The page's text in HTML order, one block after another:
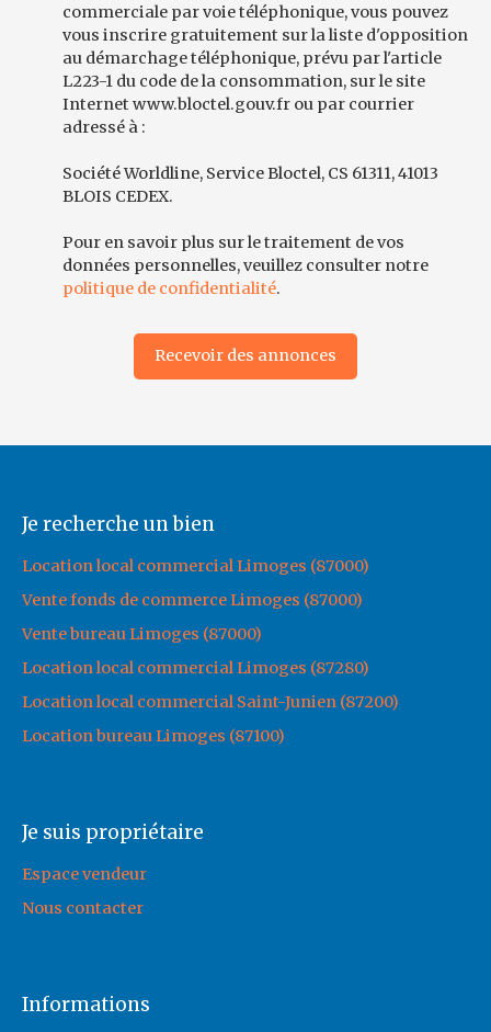
commerciale par voie téléphonique, vous pouvez
vous inscrire gratuitement sur la liste d'opposition
au démarchage téléphonique, prévu par l'article
L223-1 du code de la consommation, sur le site
Internet www.bloctel.gouv.fr ou par courrier
adressé à :
Société Worldline, Service Bloctel, CS 61311, 41013
BLOIS CEDEX.
Pour en savoir plus sur le traitement de vos
données personnelles, veuillez consulter notre
politique de confidentialité.
Recevoir des annonces
Je recherche un bien
Location local commercial Limoges (87000)
Vente fonds de commerce Limoges (87000)
Vente bureau Limoges (87000)
Location local commercial Limoges (87280)
Location local commercial Saint-Junien (87200)
Location bureau Limoges (87100)
Je suis propriétaire
Espace vendeur
Nous contacter
Informations